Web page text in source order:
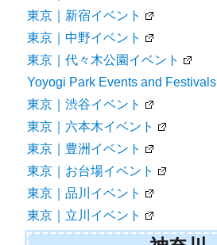
東京｜新宿イベント
東京｜中野イベント
東京｜代々木公園イベント
Yoyogi Park Events and Festivals
東京｜渋谷イベント
東京｜六本木イベント
東京｜豊洲イベント
東京｜お台場イベント
東京｜品川イベント
東京｜立川イベント